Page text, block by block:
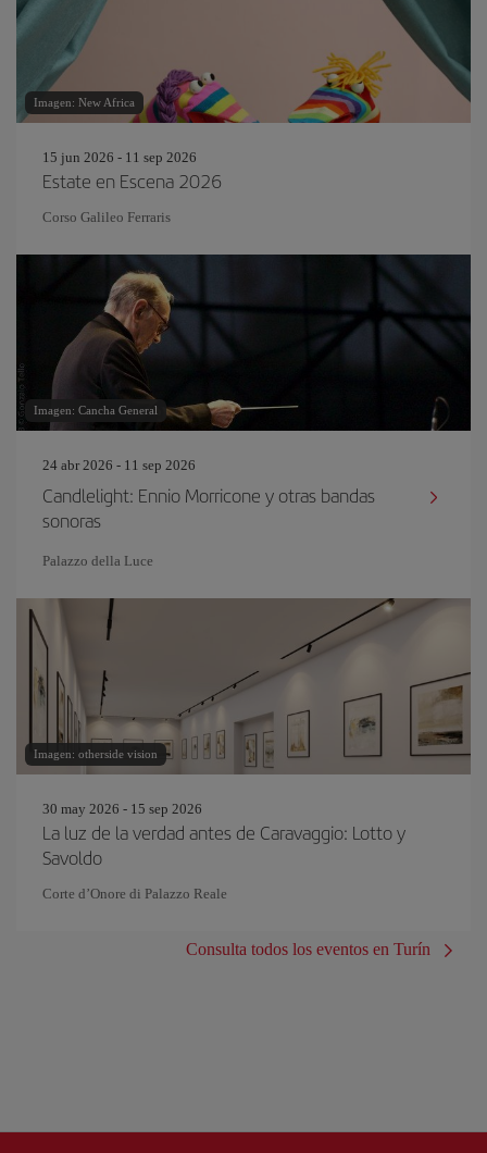
Imagen: New Africa
15 jun 2026 - 11 sep 2026
Estate en Escena 2026
Corso Galileo Ferraris
Imagen: Cancha General
24 abr 2026 - 11 sep 2026
Candlelight: Ennio Morricone y otras bandas
sonoras
Palazzo della Luce
Imagen: otherside vision
30 may 2026 - 15 sep 2026
La luz de la verdad antes de Caravaggio: Lotto y
Savoldo
Corte d’Onore di Palazzo Reale
Consulta todos los eventos en Turín